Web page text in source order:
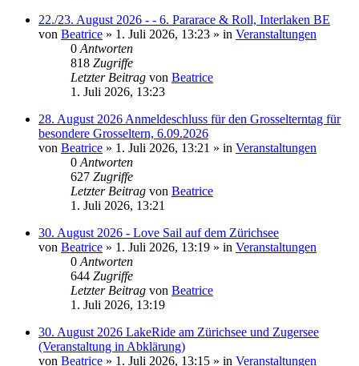
22./23. August 2026 - - 6. Pararace & Roll, Interlaken BE
von Beatrice » 1. Juli 2026, 13:23 » in Veranstaltungen
0 Antworten
818 Zugriffe
Letzter Beitrag von Beatrice
1. Juli 2026, 13:23
28. August 2026 Anmeldeschluss für den Grosselterntag für
besondere Grosseltern, 6.09.2026
von Beatrice » 1. Juli 2026, 13:21 » in Veranstaltungen
0 Antworten
627 Zugriffe
Letzter Beitrag von Beatrice
1. Juli 2026, 13:21
30. August 2026 - Love Sail auf dem Zürichsee
von Beatrice » 1. Juli 2026, 13:19 » in Veranstaltungen
0 Antworten
644 Zugriffe
Letzter Beitrag von Beatrice
1. Juli 2026, 13:19
30. August 2026 LakeRide am Zürichsee und Zugersee
(Veranstaltung in Abklärung)
von Beatrice » 1. Juli 2026, 13:15 » in Veranstaltungen